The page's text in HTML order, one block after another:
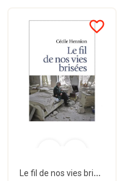
favorite_border
Le fil de nos vies brisées - poche - Cécile Hennion - Points